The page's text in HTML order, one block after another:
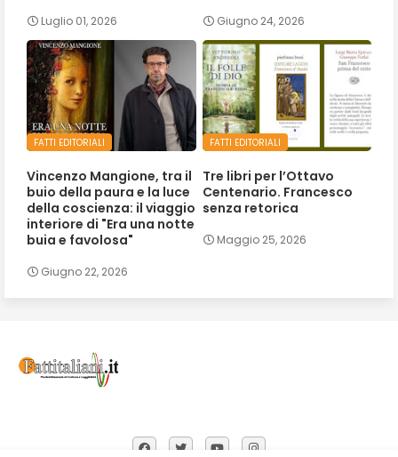
Luglio 01, 2026 Giugno 24, 2026
FATTI EDITORIALI
Vincenzo Mangione, tra il
buio della paura e la luce
della coscienza: il viaggio
interiore di "Era una notte
buia e favolosa"
Giugno 22, 2026
FATTI EDITORIALI
Tre libri per l’Ottavo
Centenario. Francesco
senza retorica
Maggio 25, 2026